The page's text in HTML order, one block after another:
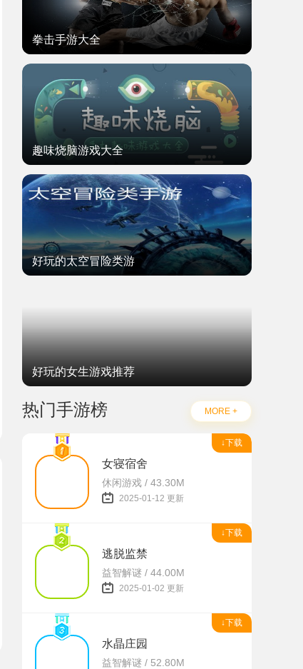
拳击手游大全
趣味烧脑游戏大全
好玩的太空冒险类游
好玩的女生游戏推荐
热门手游榜 MORE +
↓下载
女寝宿舍
休闲游戏 / 43.30M
2025-01-12 更新
↓下载
逃脱监禁
益智解谜 / 44.00M
2025-01-02 更新
↓下载
水晶庄园
益智解谜 / 52.80M